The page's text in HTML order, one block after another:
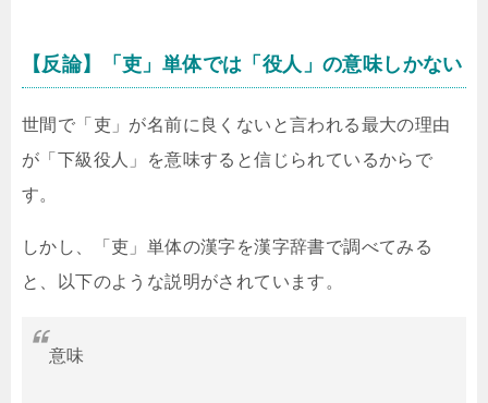
【反論】「吏」単体では「役人」の意味しかない
世間で「吏」が名前に良くないと言われる最大の理由
が「下級役人」を意味すると信じられているからで
す。
しかし、「吏」単体の漢字を漢字辞書で調べてみる
と、以下のような説明がされています。
意味